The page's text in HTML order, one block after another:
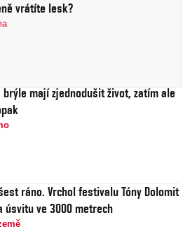
vrátíte lesk?
brýle mají zjednodušit život, zatím ale
ráno. Vrchol festivalu Tóny Dolomit
úsvitu ve 3000 metrech